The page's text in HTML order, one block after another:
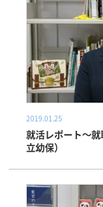
2019.01.25
就活レポート～
立幼保）